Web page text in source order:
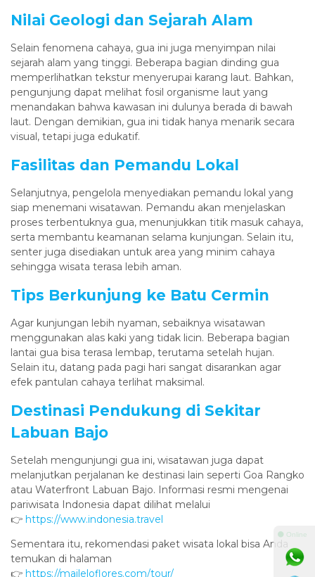
Nilai Geologi dan Sejarah Alam
Selain fenomena cahaya, gua ini juga menyimpan nilai
sejarah alam yang tinggi. Beberapa bagian dinding gua
memperlihatkan tekstur menyerupai karang laut. Bahkan,
pengunjung dapat melihat fosil organisme laut yang
menandakan bahwa kawasan ini dulunya berada di bawah
laut. Dengan demikian, gua ini tidak hanya menarik secara
visual, tetapi juga edukatif.
Fasilitas dan Pemandu Lokal
Selanjutnya, pengelola menyediakan pemandu lokal yang
siap menemani wisatawan. Pemandu akan menjelaskan
proses terbentuknya gua, menunjukkan titik masuk cahaya,
serta membantu keamanan selama kunjungan. Selain itu,
senter juga disediakan untuk area yang minim cahaya
sehingga wisata terasa lebih aman.
Tips Berkunjung ke Batu Cermin
Agar kunjungan lebih nyaman, sebaiknya wisatawan
menggunakan alas kaki yang tidak licin. Beberapa bagian
lantai gua bisa terasa lembap, terutama setelah hujan.
Selain itu, datang pada pagi hari sangat disarankan agar
efek pantulan cahaya terlihat maksimal.
Destinasi Pendukung di Sekitar
Labuan Bajo
Setelah mengunjungi gua ini, wisatawan juga dapat
melanjutkan perjalanan ke destinasi lain seperti Goa Rangko
atau Waterfront Labuan Bajo. Informasi resmi mengenai
pariwisata Indonesia dapat dilihat melalui
👉 https://www.indonesia.travel
Sementara itu, rekomendasi paket wisata lokal bisa Anda
temukan di halaman
👉 https://maileloflores.com/tour/
⚫ Online